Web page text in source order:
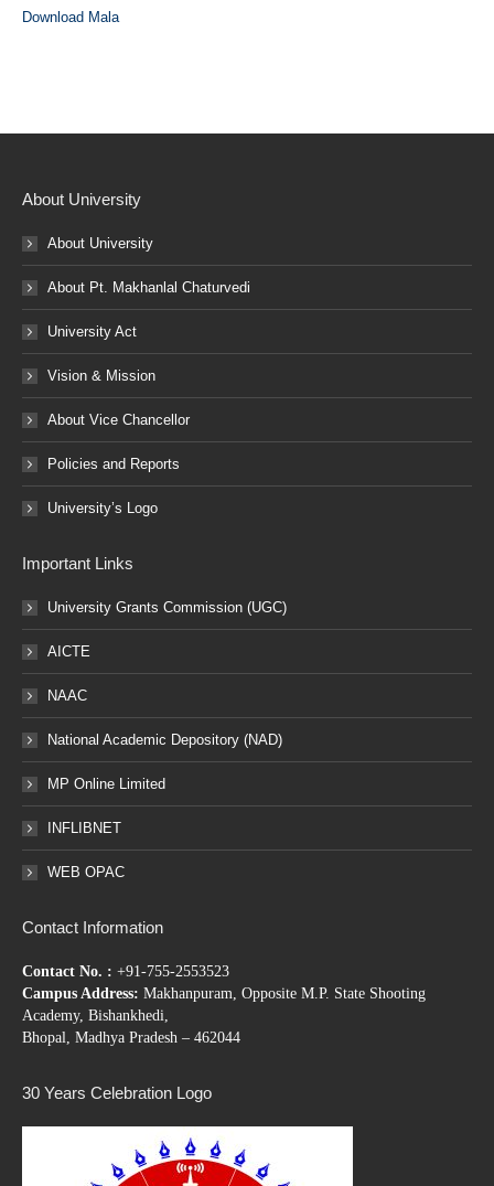
Download Mala
About University
About University
About Pt. Makhanlal Chaturvedi
University Act
Vision & Mission
About Vice Chancellor
Policies and Reports
University’s Logo
Important Links
University Grants Commission (UGC)
AICTE
NAAC
National Academic Depository (NAD)
MP Online Limited
INFLIBNET
WEB OPAC
Contact Information
Contact No. : +91-755-2553523
Campus Address: Makhanpuram, Opposite M.P. State Shooting
Academy, Bishankhedi,
Bhopal, Madhya Pradesh – 462044
30 Years Celebration Logo